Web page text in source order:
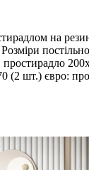
на
(2 шт.) євро: